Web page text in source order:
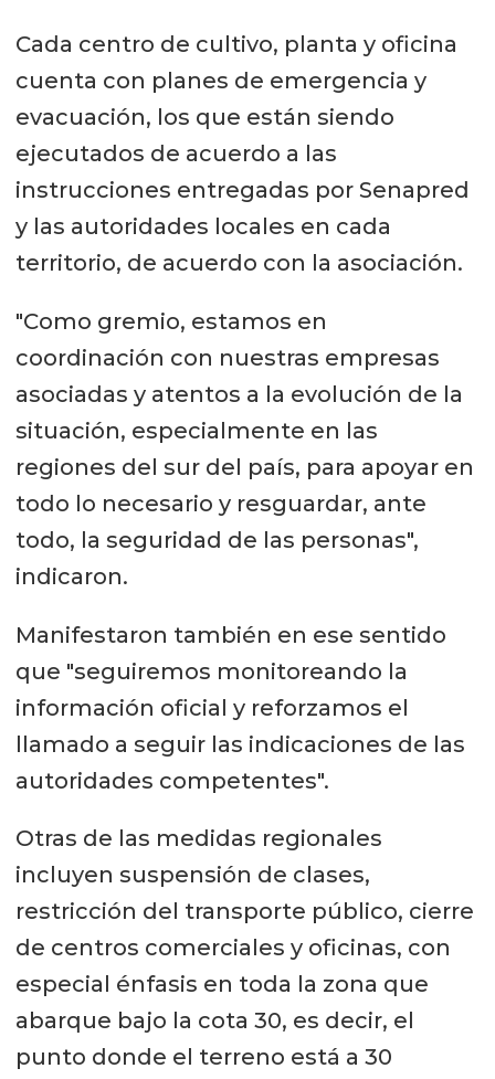
Cada centro de cultivo, planta y oficina
cuenta con planes de emergencia y
evacuación, los que están siendo
ejecutados de acuerdo a las
instrucciones entregadas por Senapred
y las autoridades locales en cada
territorio, de acuerdo con la asociación.
"Como gremio, estamos en
coordinación con nuestras empresas
asociadas y atentos a la evolución de la
situación, especialmente en las
regiones del sur del país, para apoyar en
todo lo necesario y resguardar, ante
todo, la seguridad de las personas",
indicaron.
Manifestaron también en ese sentido
que "seguiremos monitoreando la
información oficial y reforzamos el
llamado a seguir las indicaciones de las
autoridades competentes".
Otras de las medidas regionales
incluyen suspensión de clases,
restricción del transporte público, cierre
de centros comerciales y oficinas, con
especial énfasis en toda la zona que
abarque bajo la cota 30, es decir, el
punto donde el terreno está a 30